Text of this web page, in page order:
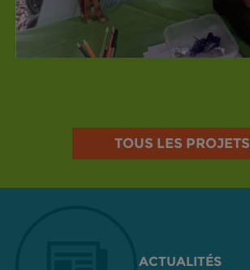
TOUS LES PROJETS
ACTUALITÉS